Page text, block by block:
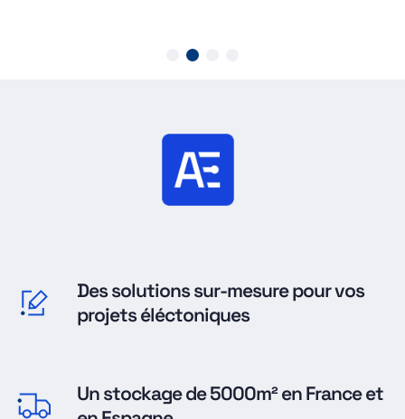
Des solutions sur-mesure pour vos
projets éléctoniques
Un stockage de 5000m² en France et